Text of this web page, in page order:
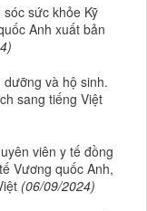
sóc sức khỏe Kỹ
Anh xuất bản
dưỡng và hộ sinh.
sang tiếng Việt
viên y tế đồng
Vương quốc Anh,
(06/09/2024)